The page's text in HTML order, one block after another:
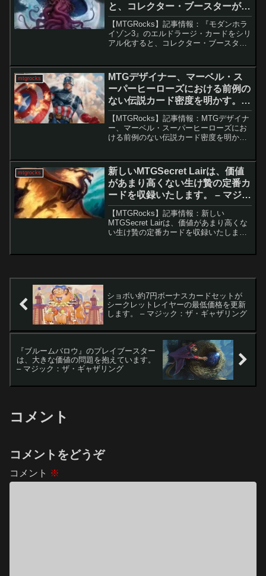
と、コレクター・ブースターが宝
くじ券に変わるかもしれません！
– マジック：ザ・ギャザリング
【MTGRocks】記事情報：『モダンホラ
イゾン3』のエルドラージ・カードをシリ
アル化すると、コレクター・ブースター
ビューが始まり、セットに含まれる新た
なカードが数多く公開...
mtgrocks
MTGデザイナー、マーベル・ス
ーパーヒーローズにおける前例の
ない伝説カード密度を明かす。 –
マジック：ザ・ギャザリング
【MTGRocks】記事情報：MTGデザイナ
ー、マーベル・スーパーヒーローズにお
ける前例のない伝説カード密度を明か
ールの課題マジック：ザ・ギャザリング
の最新セット『マ...
mtgrocks
新しいMTGSecret Lairは、価値
があまり高くない生け贄の定番カ
ードを収録いたします。 – マジッ
ク：ザ・ギャザリング
【MTGRocks】記事情報：新しい
MTGSecret Lairは、価値があまり高くな
い生け贄の定番カードを収録いたしま
ショボい約7円ボーナスカードセットが
シークレットレイヤーの最低価格を更新
します。 – マジック：ザ・ギャザリング
『ブルームバロウ』のプレイブースター
は、大きな価値の問題を抱えています。
– マジック：ザ・ギャザリング
コメント
コメントをどうぞ
コメント ※